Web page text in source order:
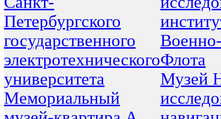
Петербургского
государственного
электротехнического
университета
Мемориальный
Флота
Музей